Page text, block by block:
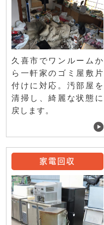
久喜市でワンルームか
ら一軒家のゴミ屋敷片
付けに対応。汚部屋を
清掃し、綺麗な状態に
戻します。
家電回収